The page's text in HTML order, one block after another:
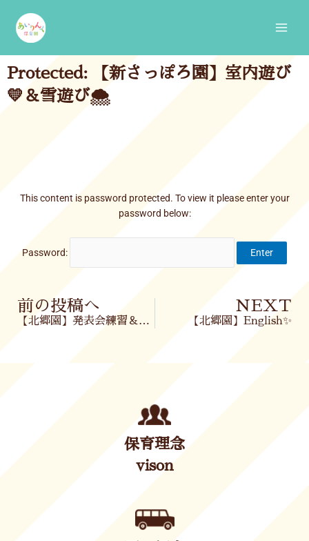
content
Protected: 【新さっぽろ園】室内遊び
💛＆雪遊び🌨️
This content is password protected. To view it please enter your
password below:
Password:
Prev
前の投稿へ
【北郷園】発表会練習＆お散歩🎶
NEXT
【北郷園】English✨
保育理念
vison